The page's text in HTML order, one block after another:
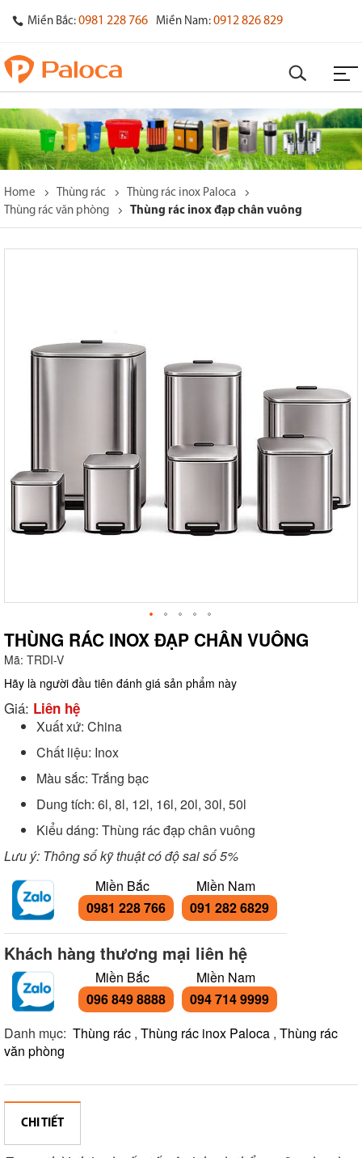
Miền Bắc: 0981 228 766 Miền Nam: 0912 826 829
Home Thùng rác
Thùng rác inox Paloca
Thùng rác văn phòng
Thùng rác inox đạp chân vuông
THÙNG RÁC INOX ĐẠP CHÂN VUÔNG
Mã: TRDI-V
Hãy là người đầu tiên đánh giá sản phẩm này
Giá: Liên hệ
Xuất xứ: China
Chất liệu: Inox
Màu sắc: Trắng bạc
Dung tích: 6l, 8l, 12l, 16l, 20l, 30l, 50l
Kiểu dáng: Thùng rác đạp chân vuông
Lưu ý: Thông số kỹ thuật có độ sai số 5%
Miền Bắc
0981 228 766
Miền Nam
091 282 6829
Khách hàng thương mại liên hệ
Miền Bắc
096 849 8888
Miền Nam
094 714 9999
Danh mục: Thùng rác , Thùng rác inox Paloca , Thùng rác
văn phòng
CHI TIẾT